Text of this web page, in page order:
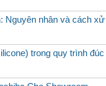
Nguyên nhân và cách
trong quy trình